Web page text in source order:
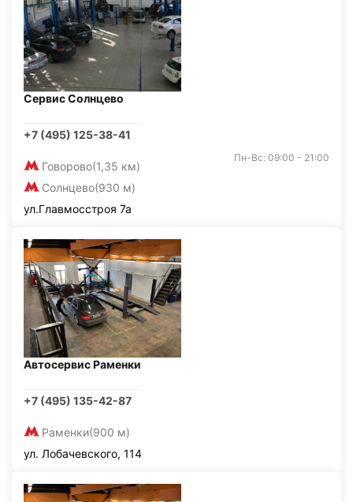
Сервис Солнцево
+7 (495) 125-38-41
Говорово(1,35 км)
Солнцево(930 м)
Пн-Вс: 09:00 - 21:00
ул.Главмосстроя 7а
Автосервис Раменки
+7 (495) 135-42-87
Раменки(900 м)
ул. Лобачевского, 114